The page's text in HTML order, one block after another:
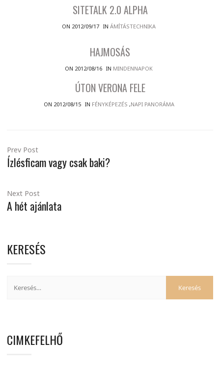
SITETALK 2.0 ALPHA
ON 2012/09/17 IN ÁMÍTÁSTECHNIKA
HAJMOSÁS
ON 2012/08/16 IN MINDENNAPOK
ÚTON VERONA FELE
ON 2012/08/15 IN FÉNYKÉPEZÉS ,NAPI PANORÁMA
Prev Post
Ízlésficam vagy csak baki?
Next Post
A hét ajánlata
KERESÉS
CIMKEFELHŐ